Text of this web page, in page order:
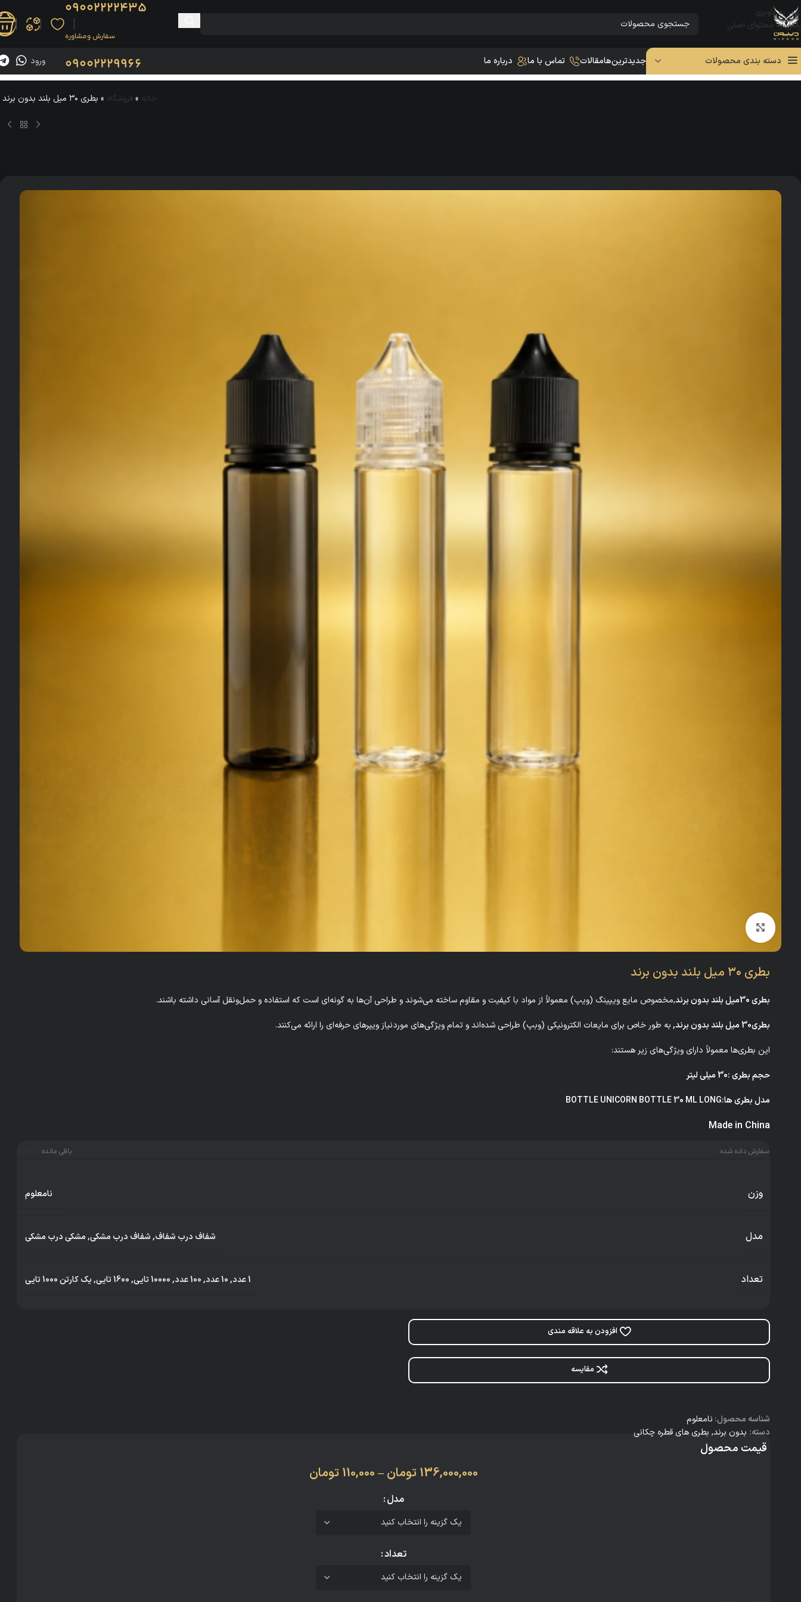
عبور به ناوبری
رفتن به محتوای اصلی
09002222435
سفارش ومشاوره
09002229966 دسته بندی محصولات جدیدترین‌هامقالات تماس با ما درباره ما ورود
خانه »فروشگاه » بطری ۳۰ میل بلند بدون برند
بطری ۳۰ میل بلند بدون برند
بطری 30میل بلند بدون برند
,مخصوص مایع ویپینگ (ویپ) معمولاً از مواد با کیفیت و مقاوم ساخته می‌شوند و طراحی آن‌ها به گونه‌ای است که استفاده و حمل‌ونقل آسانی داشته باشند.
بطری‌30 میل بلند بدون برند,
به طور خاص برای مایعات الکترونیکی (وبپ) طراحی شده‌اند و تمام ویژگی‌های موردنیاز ویپرهای حرفه‌ای را ارائه می‌کنند.
این بطری‌ها معمولاً دارای ویژگی‌های زیر هستند:
حجم بطری :30 میلی لیتر
مدل‌ بطری ها:BOTTLE UNICORN BOTTLE 30 ML LONG
Made in China
سفارش داده شده: باقی مانده:
وزن نامعلوم
مدل شفاف درب شفاف,شفاف درب مشکی,مشکی درب مشکی
تعداد 1 عدد ,10 عدد ,100 عدد ,10000 تایی ,1600 تایی ,یک کارتن 1000 تایی
افزودن به علاقه مندی
مقایسه
شناسه محصول: نامعلوم
دسته: بدون برند, بطری های قطره چکانی
قیمت محصول
136,000,000 تومان –
110,000 تومان
مدل
تعداد